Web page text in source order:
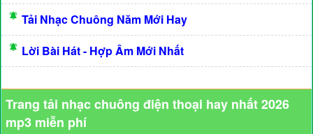
Tải Nhạc Chuông Năm Mới Hay
Lời Bài Hát - Hợp Âm Mới Nhất
Trang tải nhạc chuông điện thoại hay nhất 2026
mp3 miễn phí